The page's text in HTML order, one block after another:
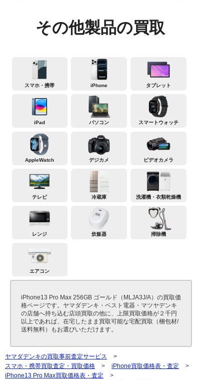
その他製品の買取
スマホ・携帯 iPhone タブレット
iPad パソコン スマートウォッチ
AppleWatch デジカメ ビデオカメラ
テレビ 冷蔵庫 洗濯機・衣類乾燥機
レンジ 炊飯器 掃除機
エアコン
iPhone13 Pro Max 256GB ゴールド（MLJA3J/A）の買取価
格ページです。ヤマダデンキ・ベスト電器・マツヤデンキ
の店舗へ持ち込む店頭買取の他に、上限買取価格が２千円
以上であれば、在宅したまま買取可能な宅配買取（梱包材/
送料無料）もお選びいただけます。
ヤマダデンキの買取事前査定サービス
>
スマホ・携帯買取査定・買取価格
> iPhone買取価格表・査定
>
iPhone13 Pro Max買取価格表・査定
>